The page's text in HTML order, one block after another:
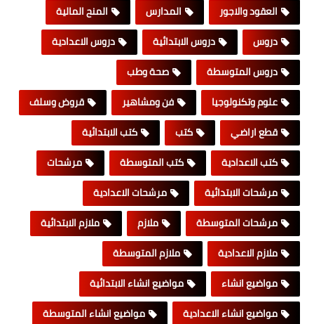
العقود والاجور
المدارس
المنح المالية
دروس
دروس الابتدائية
دروس الاعدادية
دروس المتوسطة
صحة وطب
علوم وتكنولوجيا
فن ومشاهير
قروض وسلف
قطع اراضي
كتب
كتب الابتدائية
كتب الاعدادية
كتب المتوسطة
مرشحات
مرشحات الابتدائية
مرشحات الاعدادية
مرشحات المتوسطة
ملازم
ملازم الابتدائية
ملازم الاعدادية
ملازم المتوسطة
مواضيع انشاء
مواضيع انشاء الابتدائية
مواضيع انشاء الاعدادية
مواضيع انشاء المتوسطة